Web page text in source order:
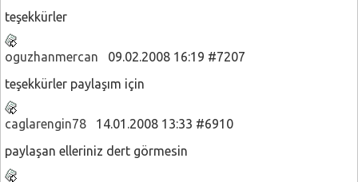
teşekkürler
oguzhanmercan 09.02.2008 16:19 #7207
teşekkürler paylaşım için
caglarengin78 14.01.2008 13:33 #6910
paylaşan elleriniz dert görmesin